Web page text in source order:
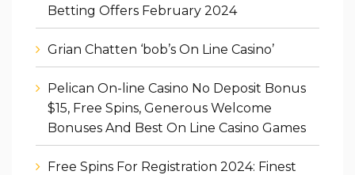
Betting Offers February 2024
Grian Chatten ‘bob’s On Line Casino’
Pelican On-line Casino No Deposit Bonus
$15, Free Spins, Generous Welcome
Bonuses And Best On Line Casino Games
Free Spins For Registration 2024: Finest